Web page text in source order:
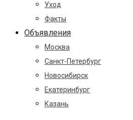
Уход
Факты
Объявления
Москва
Санкт-Петербург
Новосибирск
Екатеринбург
Казань